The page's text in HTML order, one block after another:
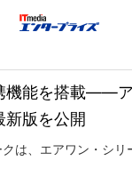
機能を搭載――
新版を公開
は、エアワン・シリ